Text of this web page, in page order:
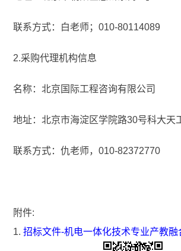
联系方式：白老师；010-80114089
2.采购代理机构信息
名称：北京国际工程咨询有限公司
地址：北京市海淀区学院路30号科大天
联系方式：仇老师，010-82372770
附件:
1.招标文件-机电一体化技术专业产教